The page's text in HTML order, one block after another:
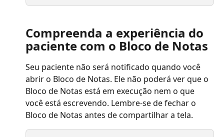
Compreenda a experiência do
paciente com o Bloco de Notas
Seu paciente não será notificado quando você
abrir o Bloco de Notas. Ele não poderá ver que o
Bloco de Notas está em execução nem o que
você está escrevendo. Lembre-se de fechar o
Bloco de Notas antes de compartilhar a tela.